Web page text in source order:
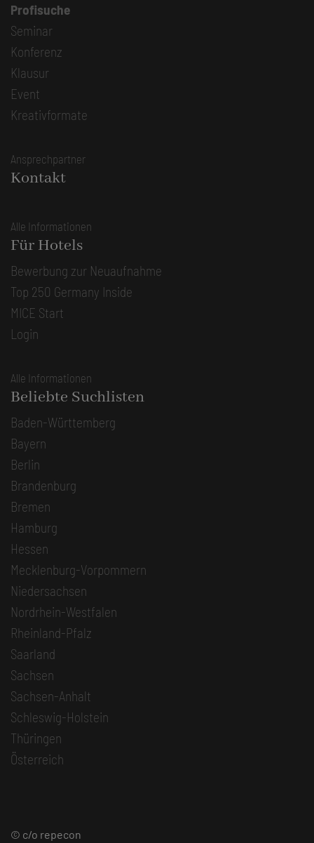
Profisuche
Seminar
Konferenz
Klausur
Event
Kreativformate
Ansprechpartner
Kontakt
Alle Informationen
Für Hotels
Bewerbung zur Neuaufnahme
Top 250 Germany Inside
MICE Start
Login
Alle Informationen
Beliebte Suchlisten
Baden-Württemberg
Bayern
Berlin
Brandenburg
Bremen
Hamburg
Hessen
Mecklenburg-Vorpommern
Niedersachsen
Nordrhein-Westfalen
Rheinland-Pfalz
Saarland
Sachsen
Sachsen-Anhalt
Schleswig-Holstein
Thüringen
Österreich
© c/o repecon